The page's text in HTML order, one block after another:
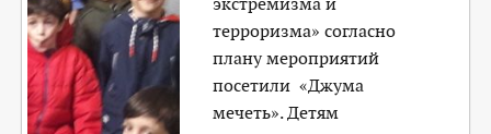
терроризма» согласно
плану мероприятий
посетили «Джума
мечеть». Детям